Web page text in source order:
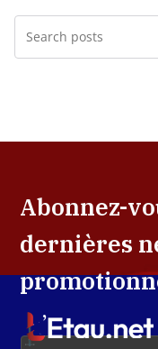
Abonnez-
dernières